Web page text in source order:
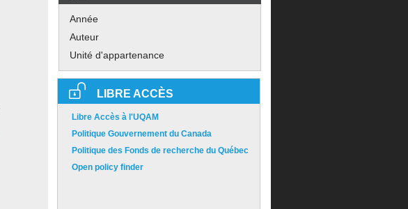
Année
Auteur
Unité d'appartenance
LIBRE ACCÈS
Libre Accès à l'UQAM
Politique Gouvernement du Canada
Politique des Fonds de recherche du Québec
Open policy finder